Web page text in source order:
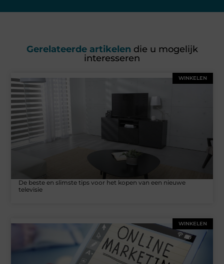
Gerelateerde artikelen die u mogelijk
interesseren
WINKELEN
De beste en slimste tips voor het kopen van een nieuwe
televisie
WINKELEN